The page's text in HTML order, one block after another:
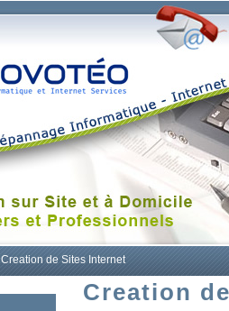
Creation de Sites Internet
Creation